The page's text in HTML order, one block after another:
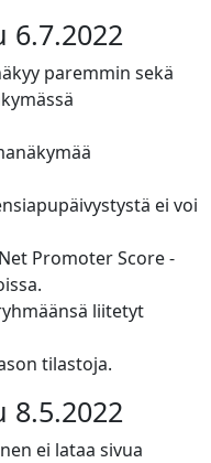
6.7.2022
paremmin sekä
ei voi
Promoter Score -
liitetyt
tilastoja.
8.5.2022
ei lataa sivua